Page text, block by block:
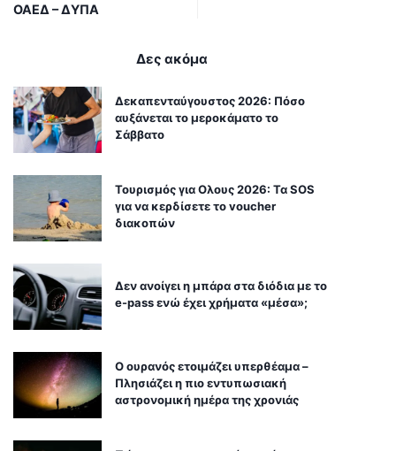
ΟΑΕΔ – ΔΥΠΑ
Δες ακόμα
Δεκαπενταύγουστος 2026: Πόσο
αυξάνεται το μεροκάματο το
Σάββατο
Τουρισμός για Ολους 2026: Τα SOS
για να κερδίσετε το voucher
διακοπών
Δεν ανοίγει η μπάρα στα διόδια με το
e-pass ενώ έχει χρήματα «μέσα»;
Ο ουρανός ετοιμάζει υπερθέαμα –
Πλησιάζει η πιο εντυπωσιακή
αστρονομική ημέρα της χρονιάς